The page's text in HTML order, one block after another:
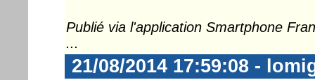
Publié via l'application Smartphone
...
21/08/2014 17:59:08 -